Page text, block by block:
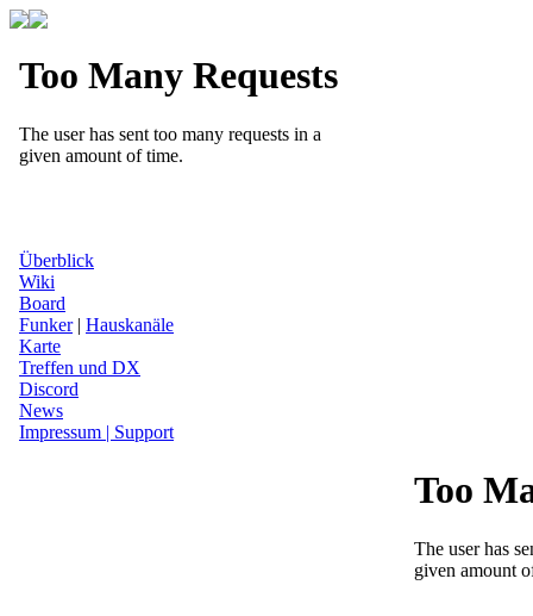
Überblick
Wiki
Board
Funker| Hauskanäle
Karte
Treffen und DX
Discord
News
Impressum | Support